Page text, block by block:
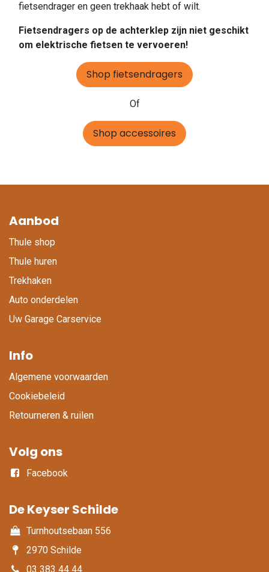
fietsendrager en geen trekhaak hebt of wilt.
Fietsendragers op de achterklep zijn niet geschikt
om elektrische fietsen te vervoeren!
Shop fietsendragers
Of
Shop accessoires
Aanbod
Thule shop
Thule huren
Trekhaken
Auto onderdelen
Uw Garage Carservice
Info
Algemene voorwaarden
Cookiebeleid
Retourneren & ruilen
Volg ons
Facebook
De Keyser Schilde
Turnhoutsebaan 556
2970 Schilde
03 383 44 44